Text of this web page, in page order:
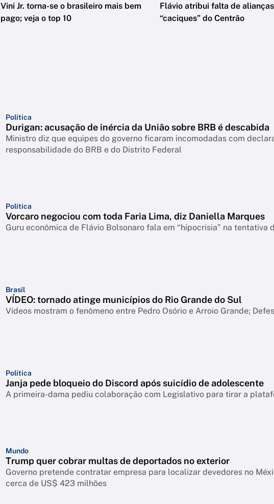
Vini Jr. torna-se o brasileiro mais bem
pago; veja o top 10
Flávio atribui falta de
“caciques” do Centrão
Política
Durigan: acusação de inércia da União sobre BRB é descabida
Ministro diz que equipes do governo ficaram incomodadas com
responsabilidade do BRB e do Distrito Federal
Política
Vorcaro negociou com toda Faria Lima, diz Daniella Marques
Guru econômica de Flávio Bolsonaro fala em “hipocrisia” na tentativa
Brasil
VÍDEO: tornado atinge municípios do Rio Grande do Sul
Vídeos mostram o fenômeno entre Pedro Osório e Arroio Grande;
Política
Janja pede bloqueio do Discord após suicídio de adolescente
A primeira-dama pediu colaboração com Legislativo para tirar a
Mundo
Trump quer cobrar multas de deportados no exterior
Governo pretende contratar empresa para localizar devedores no
cerca de US$ 423 milhões